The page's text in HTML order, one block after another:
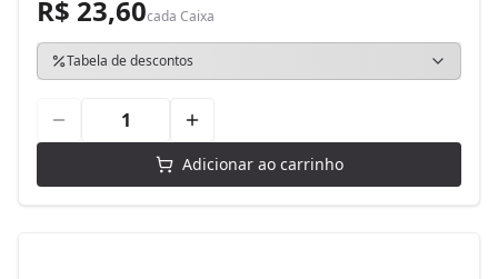
R$ 23,60cada Caixa
Tabela de descontos
Adicionar ao carrinho